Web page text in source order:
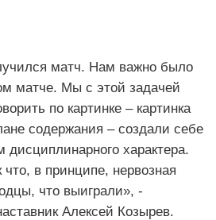
матч. Нам важно было
матче. Мы с этой задачей
по картинке – картинка
содержания – создали себе
дисциплинарного характера.
в принципе, нервозная
что выиграли», -
Алексей Козырев.